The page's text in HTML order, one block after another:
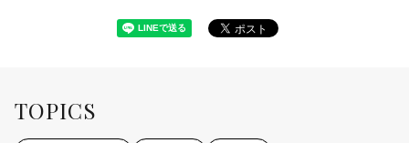
TOPICS